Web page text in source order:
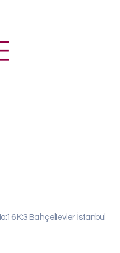
K:3 Bahçelievler İstanbul